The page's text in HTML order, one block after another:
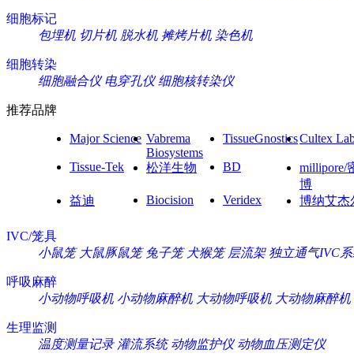
细胞标记
包埋机 切片机 脱水机 摊烤片机 染色机
细胞转染
细胞融合仪 电穿孔仪 细胞核转染仪
推荐品牌
Major Science Vabrema
Biosystems
TissueGnosticsCultex
Tissue-Tek 松洋生物 BD
millipore/
博
益迪
Biocision Veridex 博纳艾杰
IVC/笼具
小鼠笼 大鼠豚鼠笼 兔子笼 犬猴笼 层流架 独立通气IVC
呼吸麻醉
小动物呼吸机 小动物麻醉机 大动物呼吸机 大动物麻醉机
生理监测
温度测量记录 灌流系统 动物监护仪 动物血压测定仪